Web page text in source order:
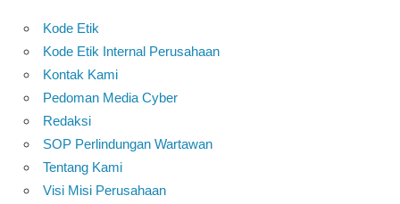
Kode Etik
Kode Etik Internal Perusahaan
Kontak Kami
Pedoman Media Cyber
Redaksi
SOP Perlindungan Wartawan
Tentang Kami
Visi Misi Perusahaan